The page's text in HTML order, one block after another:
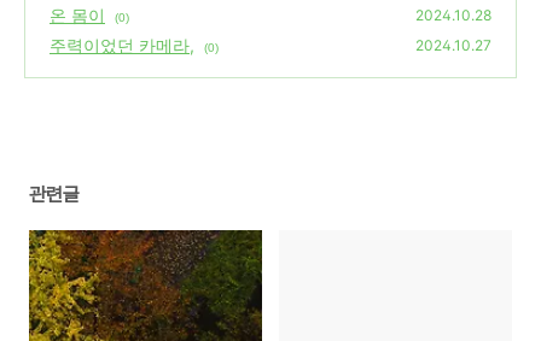
온 몸이 (0) 2024.10.28
주력이었던 카메라, (0) 2024.10.27
관련글